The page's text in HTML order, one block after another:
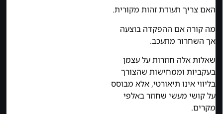
האם צריך תעודת זהות מקורית.
מה קורה אם ההפקדה בוצעה
אך השחרור מתעכב.
שאלות אלה חוזרות על עצמן
בעקביות וממחישות שהצורך
בליווי אינו תיאורטי, אלא מבוסס
על קושי מעשי שחוזר באלפי
מקרים.